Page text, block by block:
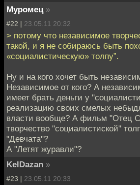
Муромец »
#22 | 23.05.11 20:32
> потому что независимое
такой, и я не собираюсь быть
«социалистическую» толпу”.
Ну и на кого хочет быть
Независимое от кого? А
имеет брать деньги у
реализацию своих смелых
власти вообще? А фильм "Отец
творчество "социалистиской"
"Девчата"?
А "Летят журавли"?
KelDazan »
#23 | 23.05.11 20:33